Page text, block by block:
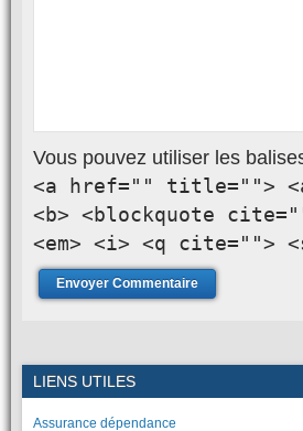
Vous pouvez utiliser les
<a href="" title="">
<b> <blockquote
<em> <i> <q cite="">
LIENS UTILES
Assurance dépendance